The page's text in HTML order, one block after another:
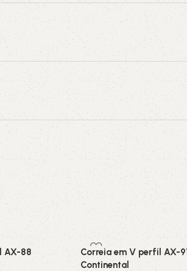
AX-88
Correia em V perfil AX-
Continental